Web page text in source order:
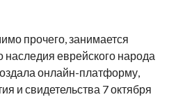
прочего, занимается
наследия еврейского народа
онлайн-платформу,
и свидетельства 7 октября